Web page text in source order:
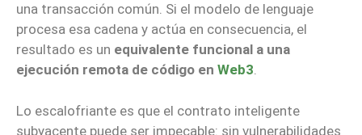
una transacción común. Si el modelo de lenguaje
procesa esa cadena y actúa en consecuencia, el
resultado es un equivalente funcional a una
ejecución remota de código en Web3.
Lo escalofriante es que el contrato inteligente
subyacente puede ser impecable: sin vulnerabilidades